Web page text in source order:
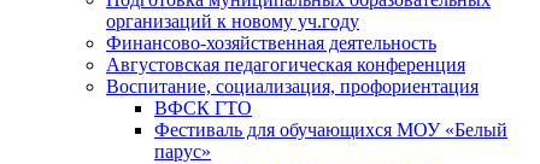
организаций к новому уч.году
Финансово-хозяйственная деятельность
Августовская педагогическая конференция
Воспитание, социализация, профориентация
ВФСК ГТО
Фестиваль для обучающихся МОУ «Белый
парус»